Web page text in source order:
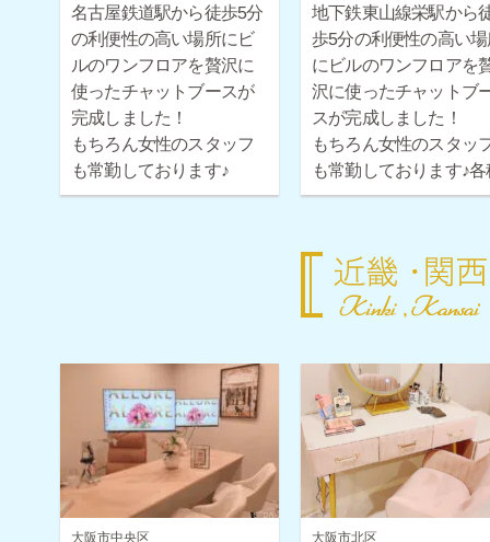
名古屋鉄道駅から徒歩5分
の利便性の高い場所にビ
ルのワンフロアを贅沢に
使ったチャットブースが
完成しました！
もちろん女性のスタッフ
も常勤しております♪
各種ボーナス・時給保証
地下鉄東山線栄駅から
歩5分の利便性の高い
にビルのワンフロアを
沢に使ったチャットブ
スが完成しました！
もちろん女性のスタッ
も常勤しております♪各
ボーナス・時給保証も
心してご応募ください
大阪市中央区 大阪市北区